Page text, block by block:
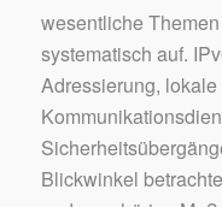
wesentliche
systematisch auf.
Adressierung,
Blickwinkel